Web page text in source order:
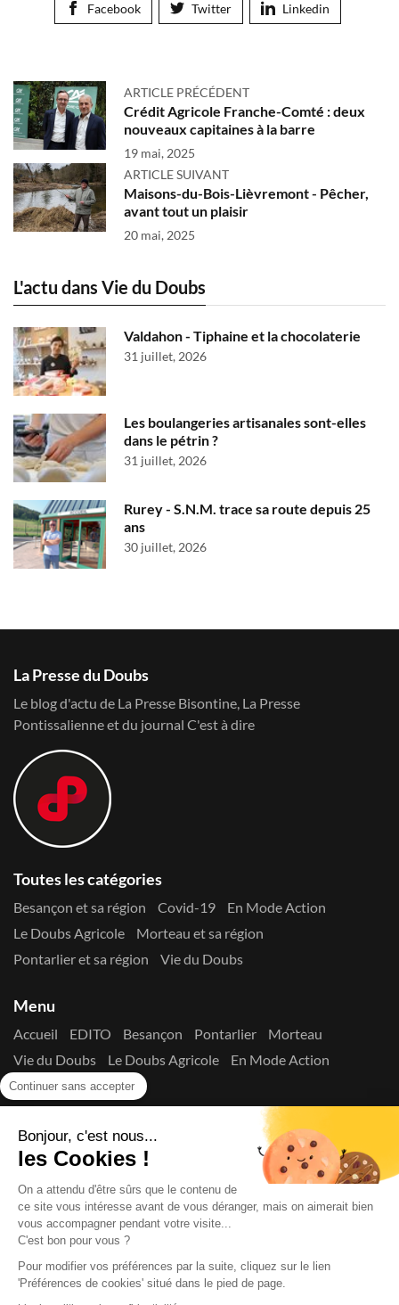
Continuer sans accepter
Bonjour, c'est nous...
les Cookies !
On a attendu d'être sûrs que le contenu de
ce site vous intéresse avant de vous déranger, mais on aimerait bien
vous accompagner pendant votre visite...
C'est bon pour vous ?
Pour modifier vos préférences par la suite, cliquez sur le lien
'Préférences de cookies' situé dans le pied de page.
Facebook Twitter Linkedin
ARTICLE PRÉCÉDENT
Crédit Agricole Franche-Comté : deux
nouveaux capitaines à la barre
19 mai, 2025
ARTICLE SUIVANT
Maisons-du-Bois-Lièvremont - Pêcher,
avant tout un plaisir
20 mai, 2025
L'actu dans Vie du Doubs
Valdahon - Tiphaine et la chocolaterie
31 juillet, 2026
Les boulangeries artisanales sont-elles
dans le pétrin ?
31 juillet, 2026
Rurey - S.N.M. trace sa route depuis 25
ans
30 juillet, 2026
La Presse du Doubs
Le blog d'actu de La Presse Bisontine, La Presse
Pontissalienne et du journal C'est à dire
Toutes les catégories
Besançon et sa région Covid-19
En Mode Action
Le Doubs Agricole
Morteau et sa région
Pontarlier et sa région
Vie du Doubs
Menu
Accueil EDITO Besançon Pontarlier
Morteau
Vie du Doubs
Le Doubs Agricole
En Mode Action
Contactez-nous !
Suivez-nous sur les réseaux
Copyright © 2026 La Presse du Doubs
2725-8165 - N° de commission paritaire : 1125 Y 94392
Données Personnelles
Mentions Légales